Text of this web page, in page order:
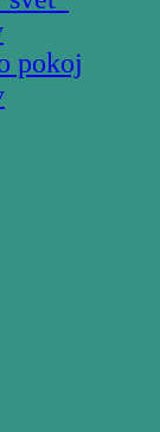
pokoj